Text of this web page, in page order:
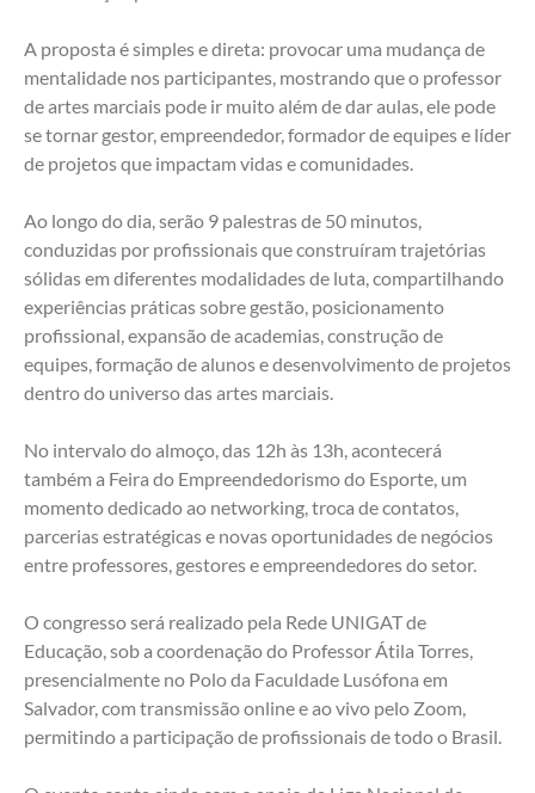
A proposta é simples e direta: provocar uma mudança de
mentalidade nos participantes, mostrando que o professor
de artes marciais pode ir muito além de dar aulas, ele pode
se tornar gestor, empreendedor, formador de equipes e líder
de projetos que impactam vidas e comunidades.
Ao longo do dia, serão 9 palestras de 50 minutos,
conduzidas por profissionais que construíram trajetórias
sólidas em diferentes modalidades de luta, compartilhando
experiências práticas sobre gestão, posicionamento
profissional, expansão de academias, construção de
equipes, formação de alunos e desenvolvimento de projetos
dentro do universo das artes marciais.
No intervalo do almoço, das 12h às 13h, acontecerá
também a Feira do Empreendedorismo do Esporte, um
momento dedicado ao networking, troca de contatos,
parcerias estratégicas e novas oportunidades de negócios
entre professores, gestores e empreendedores do setor.
O congresso será realizado pela Rede UNIGAT de
Educação, sob a coordenação do Professor Átila Torres,
presencialmente no Polo da Faculdade Lusófona em
Salvador, com transmissão online e ao vivo pelo Zoom,
permitindo a participação de profissionais de todo o Brasil.